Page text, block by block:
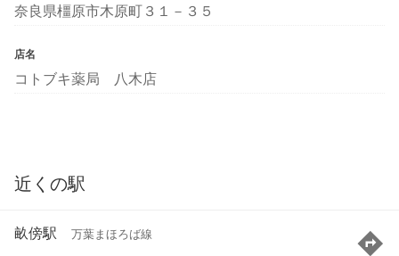
奈良県橿原市木原町３１－３５
店名
コトブキ薬局 八木店
近くの駅
畝傍駅 万葉まほろば線